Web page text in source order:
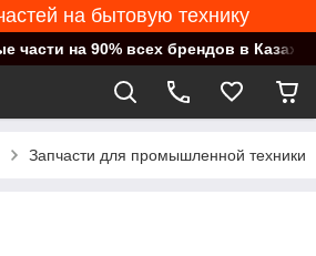
на бытовую технику
части на 90% всех брендов в
Запчасти для промышленной техники